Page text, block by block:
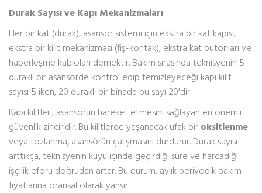
Durak Sayısı ve Kapı Mekanizmaları
Her bir kat (durak), asansör sistemi için ekstra bir kat kapısı,
ekstra bir kilit mekanizması (fiş-kontak), ekstra kat butonları ve
haberleşme kabloları demektir. Bakım sırasında teknisyenin 5
duraklı bir asansörde kontrol edip temizleyeceği kapı kilit
sayısı 5 iken, 20 duraklı bir binada bu sayı 20'dir.
Kapı kilitleri, asansörün hareket etmesini sağlayan en önemli
güvenlik zinciridir. Bu kilitlerde yaşanacak ufak bir oksitlenme
veya tozlanma, asansörün çalışmasını durdurur. Durak sayısı
arttıkça, teknisyenin kuyu içinde geçirdiği süre ve harcadığı
işçilik eforu doğrudan artar. Bu durum, aylık periyodik bakım
fiyatlarına oransal olarak yansır.